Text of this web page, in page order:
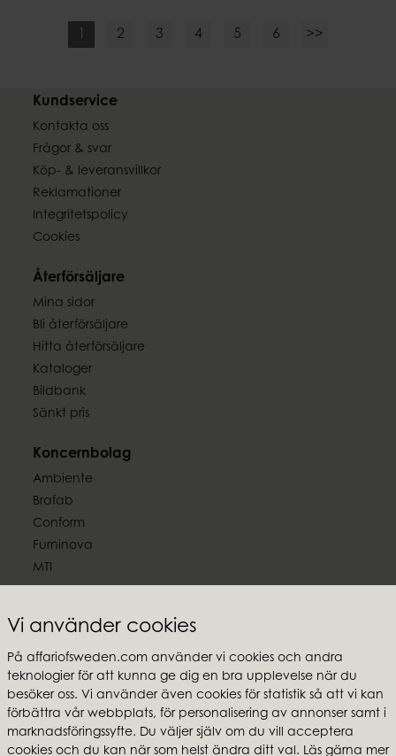
Vi använder cookies
På affariofsweden.com använder vi cookies och andra
teknologier för att kunna ge dig en bra upplevelse när du
besöker oss. Vi använder även cookies för statistik så att vi kan
förbättra vår webbplats, för personalisering av annonser samt i
marknadsföringssyfte. Du väljer själv om du vill acceptera
cookies och du kan när som helst ändra ditt val. Läs gärna mer
1 2 3 4 5 6 >>
Kundservice
Kontakta oss
Frågor & svar
Köp- & leveransvillkor
Reklamationer
Integritetspolicy
Cookies
Återförsäljare
Mina sidor
Bli återförsäljare
Hitta återförsäljare
Kataloger
Bildbank
Sänkt pris
Koncernbolag
Ambiente
Brafab
Conform
Furninova
MTI
Affari of Sweden
Om oss